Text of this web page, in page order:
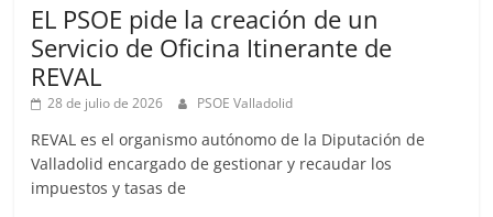
EL PSOE pide la creación de un
Servicio de Oficina Itinerante de
REVAL
28 de julio de 2026 PSOE Valladolid
REVAL es el organismo autónomo de la Diputación de
Valladolid encargado de gestionar y recaudar los
impuestos y tasas de